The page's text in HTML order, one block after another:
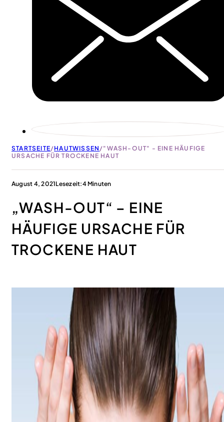
STARTSEITE/HAUTWISSEN /"WASH-OUT" - EINE HÄUFIGE
URSACHE FÜR TROCKENE HAUT
August 4, 2021Lesezeit:4 Minuten
„WASH-OUT“ – EINE
HÄUFIGE URSACHE FÜR
TROCKENE HAUT